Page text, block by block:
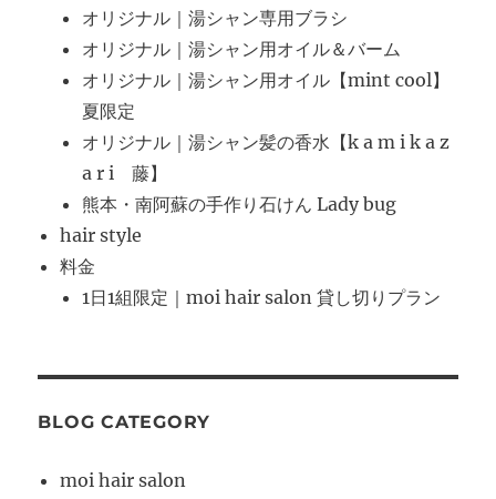
オリジナル｜湯シャン専用ブラシ
オリジナル｜湯シャン用オイル＆バーム
オリジナル｜湯シャン用オイル【mint cool】
夏限定
オリジナル｜湯シャン髪の香水【k a m i k a z
a r i 藤】
熊本・南阿蘇の手作り石けん Lady bug
hair style
料金
1日1組限定｜moi hair salon 貸し切りプラン
BLOG CATEGORY
moi hair salon